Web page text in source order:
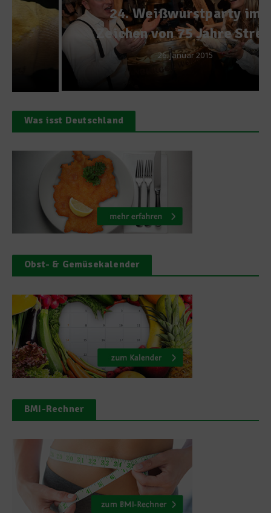
24. Weißwurstparty im
Zeichen von 75 Jahre Streif
26. Januar 2015
Was isst Deutschland
Obst- & Gemüsekalender
BMI-Rechner